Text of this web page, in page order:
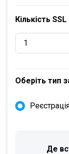
Кількість SSL
Оберіть тип
Де